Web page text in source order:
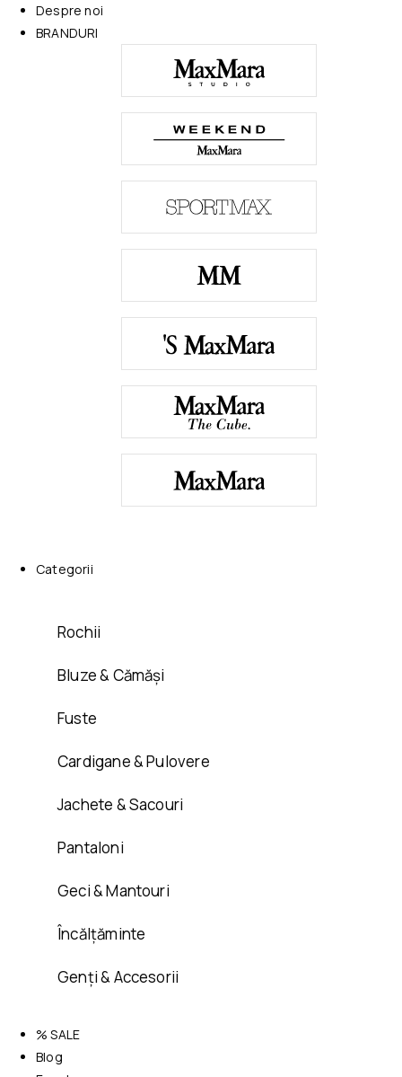
Despre noi
BRANDURI
Categorii
Rochii
Bluze & Cămăși
Fuste
Cardigane & Pulovere
Jachete & Sacouri
Pantaloni
Geci & Mantouri
Încălțăminte
Genți & Accesorii
% SALE
Blog